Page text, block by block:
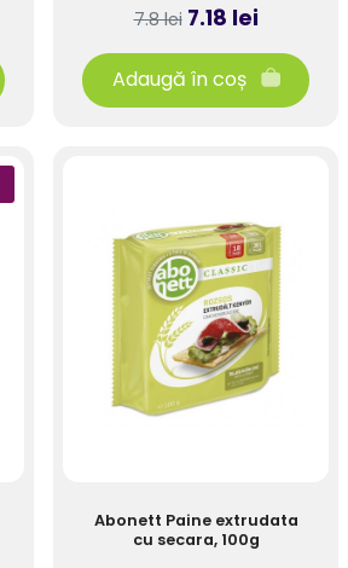
7.8 lei7.18 lei
Adaugă în coș
Abonett Paine extrudata
cu secara, 100g